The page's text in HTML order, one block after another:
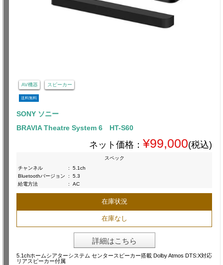
AV機器 スピーカー
送料無料
SONY ソニー
BRAVIA Theatre System 6 HT-S60
ネット価格： ¥99,000(税込)
スペック
チャンネル
:
5.1ch
Bluetoothバージョン
:
5.3
給電方法
: AC
在庫状況
在庫なし
詳細はこちら
5.1chホームシアターシステム センタースピーカー搭載 Dolby Atmos DTS:X対応
リアスピーカー付属